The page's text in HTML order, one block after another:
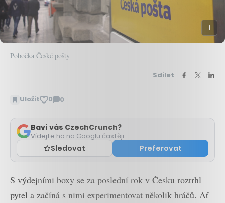
Pobočka České pošty
Sdílet
Uložit 0 0
Zobrazit
Baví vás CzechCrunch?
Vídejte ho na Googlu častěji.
Sledovat Preferovat
S výdejními boxy se za poslední rok v Česku roztrhl
pytel a začíná s nimi experimentovat několik hráčů. Ať